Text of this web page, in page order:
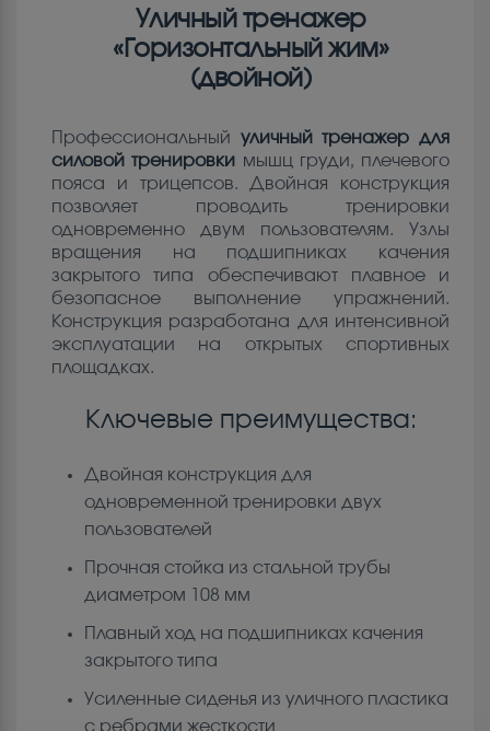
Уличный тренажер
«Горизонтальный жим»
(двойной)
Профессиональный уличный тренажер для
силовой тренировки мышц груди, плечевого
пояса и трицепсов. Двойная конструкция
позволяет проводить тренировки
одновременно двум пользователям. Узлы
вращения на подшипниках качения
закрытого типа обеспечивают плавное и
безопасное выполнение упражнений.
Конструкция разработана для интенсивной
эксплуатации на открытых спортивных
площадках.
Ключевые преимущества:
Двойная конструкция для
одновременной тренировки двух
пользователей
Прочная стойка из стальной трубы
диаметром 108 мм
Плавный ход на подшипниках качения
закрытого типа
Усиленные сиденья из уличного пластика
с ребрами жесткости